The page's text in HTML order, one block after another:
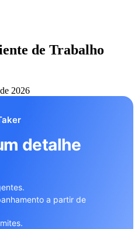
de Trabalho
2026
detalhe
a partir de